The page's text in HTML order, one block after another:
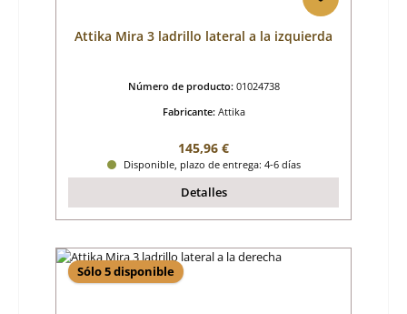
Attika Mira 3 ladrillo lateral a la izquierda
Número de producto: 01024738
Fabricante: Attika
Precio normal:
145,96 €
Disponible, plazo de entrega: 4-6 días
Detalles
Sólo 5 disponible